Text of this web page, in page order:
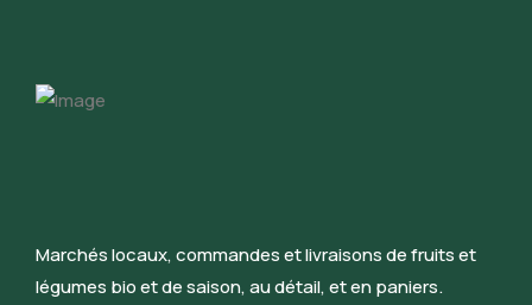
Marchés locaux, commandes et livraisons de fruits et
légumes bio et de saison, au détail, et en paniers.